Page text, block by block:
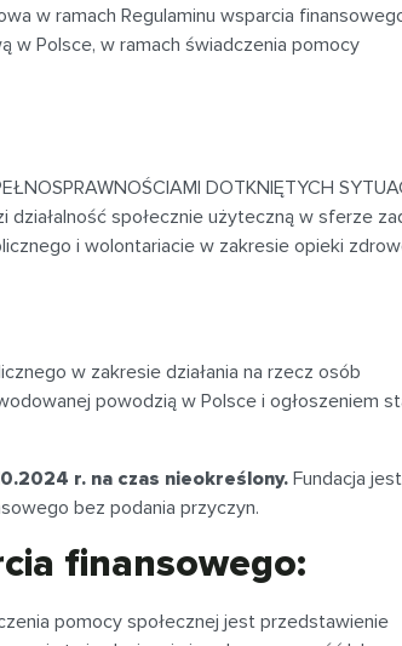
w ramach Regulaminu wsparcia
w Polsce, w ramach świadczenia pomocy
DOTKNIĘTYCH
działalność społecznie użyteczną w sferze
i wolontariacie w zakresie opieki
w zakresie działania na rzecz osób
powodzią w Polsce i ogłoszeniem
r. na czas nieokreślony. Fundacja jest
bez podania przyczyn.
finansowego:
pomocy społecznej jest przedstawienie